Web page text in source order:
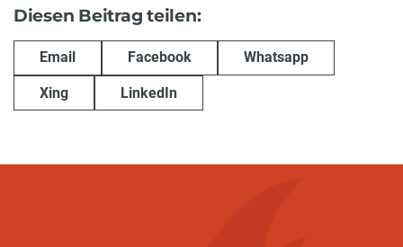
Diesen Beitrag teilen:
Email Facebook Whatsapp
Xing LinkedIn